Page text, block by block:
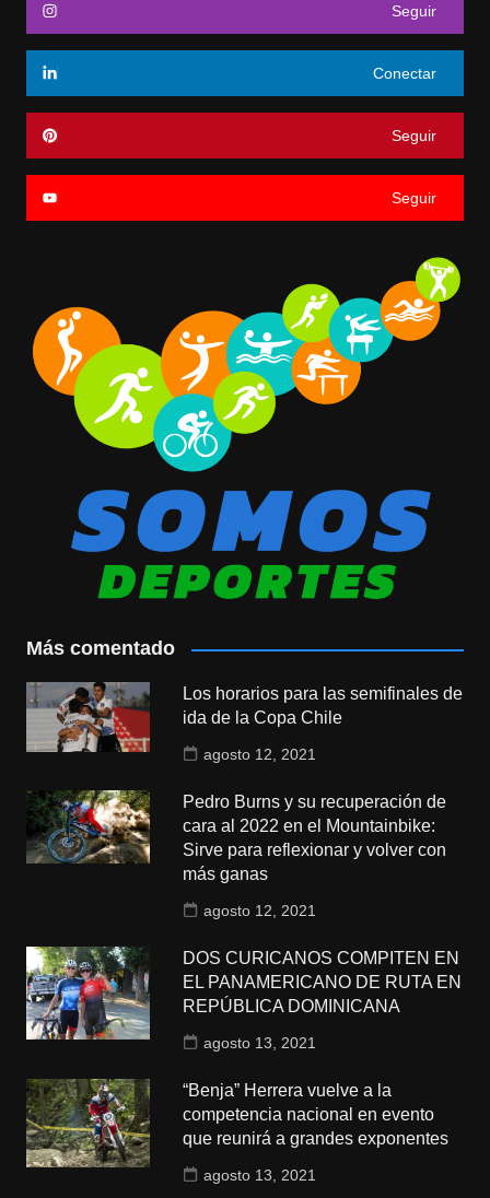
Seguir
Conectar
Seguir
Seguir
Más comentado
Los horarios para las semifinales de
ida de la Copa Chile
agosto 12, 2021
Pedro Burns y su recuperación de
cara al 2022 en el Mountainbike:
Sirve para reflexionar y volver con
más ganas
agosto 12, 2021
DOS CURICANOS COMPITEN EN
EL PANAMERICANO DE RUTA EN
REPÚBLICA DOMINICANA
agosto 13, 2021
“Benja” Herrera vuelve a la
competencia nacional en evento
que reunirá a grandes exponentes
agosto 13, 2021